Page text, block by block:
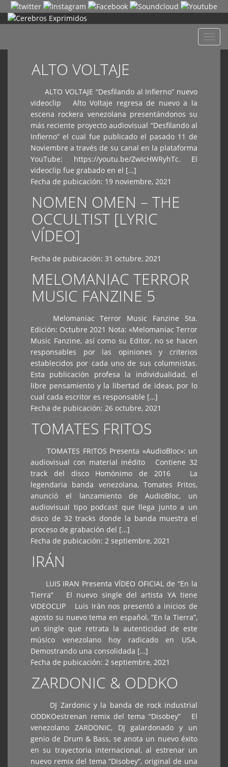
ALTO VOLTAJE
ALTO VOLTAJE “Desfilando al Infierno” nuevo
videoclip Alto Voltaje regresa de nuevo a la
escena rockera venezolana presentándonos su
más reciente proyecto audiovisual “Desfilando al
Infierno” el cual fue publicado el pasado 11 de
Noviembre a través de su canal en la plataforma
YouTube: https://youtu.be/ZwIcHWRyhTc. El
videoclip fue grabado en el […]
Fecha de pubicación: 19 noviembre, 2021
NOMEN OMEN – THE
OCCULTIST [LYRIC
VÍDEO]
Fecha de pubicación: 31 octubre, 2021
MELOMANIAC TERROR
MUSIC FANZINE 5
Melomaniac Terror Music Fanzine 5ta.
Edición: Octubre 2021 Nota: «Melomaniac Terror
Music Fanzine, así como su Editor, no se hacen
responsables por las opiniones y criterios
establecidos por cada uno de sus columnistas.
Esta publicación profesa la individualidad, el
libre pensamiento y la libertad de ideas, por lo
cual cada escritor es responsable […]
Fecha de pubicación: 26 octubre, 2021
TOMATES FRITOS
TOMATES FRITOS Presenta «AudioBloc»: un
audiovisual con material inédito Contiene 32
track del disco Homónimo de 2016 La
legendaria banda venezolana, Tomates Fritos,
anunció el lanzamiento de AudioBloc, un
audiovisual tipo podcast que llega junto a un
disco de 32 tracks donde la banda muestra el
proceso de grabación del […]
Fecha de pubicación: 2 septiembre, 2021
IRÁN
LUIS IRAN Presenta VÍDEO OFICIAL de “En la
Tierra” El nuevo single del artista YA tiene
VIDEOCLIP Luis Irán nos presentó a inicios de
agosto su nuevo tema en español, “En la Tierra”,
un single que retrata la autenticidad de este
músico venezolano hoy radicado en USA.
Demostrando una consolidada […]
Fecha de pubicación: 2 septiembre, 2021
ZARDONIC & ODDKO
DJ Zardonic y la banda de rock industrial
ODDKOestrenan remix del tema “Disobey” El
venezolano ZARDONIC, DJ galardonado y un
genio de Drum & Bass, se anota un nuevo éxito
en su trayectoria internacional, al estrenar un
nuevo remix del tema “Disobey”, original de una